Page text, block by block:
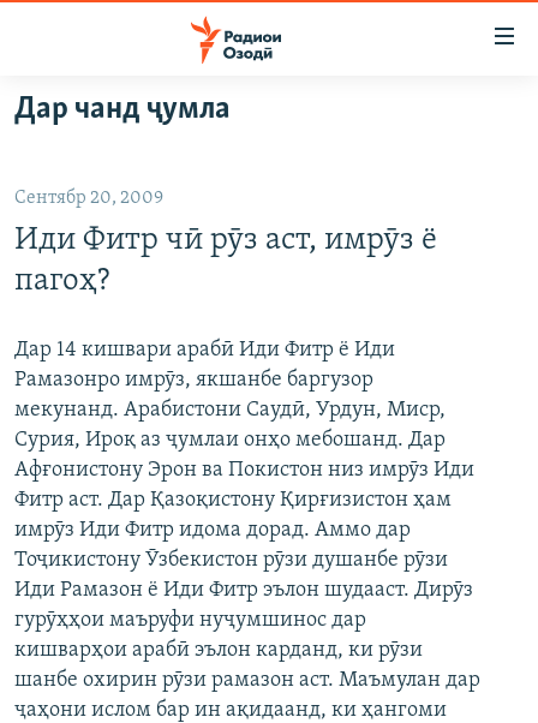
Ҷаҳиш
ба
аслӣ
ба
феҳристи
Ҷаҳиш
ба
ГӮШАҲО
ҶОМЕА
ОСИЁИ МАРКАЗӢ
ФАРҲАНГ
МЕҲМОНИ ОЗОДӢ
ВАРЗИШ
РӮЗГОРИ МУҲОҶИР
САЛОМ, ХОҲАР
ТАҲҚИҚОТ
ҶАНГ ДАР УКРАИНА
НАЗАРИ МАРДУМ
БЛОГИСТОН
ОЗОДӢ ОНЛАЙН
ЧАНДРАСОНАӢ
ВИДЕО
НИГОРИСТОН
ГУЗОРИШҲОИ РАДИОӢ
РӮЙХАТҲО
КИТОБҲОИ ОЗОДӢ
Русский
ПАЙГИРӢ КУНЕД
Дар чанд ҷумла
Сентябр 20, 2009
Иди Фитр чӣ рӯз аст, имрӯз ё
пагоҳ?
Дар 14 кишвари арабӣ Иди Фитр ё Иди
Рамазонро имрӯз, якшанбе баргузор
мекунанд. Арабистони Саудӣ, Урдун, Миср,
Сурия, Ироқ аз ҷумлаи онҳо мебошанд. Дар
Афғонистону Эрон ва Покистон низ имрӯз Иди
Фитр аст. Дар Қазоқистону Қирғизистон ҳам
имрӯз Иди Фитр идома дорад. Аммо дар
Тоҷикистону Ӯзбекистон рӯзи душанбе рӯзи
Иди Рамазон ё Иди Фитр эълон шудааст. Дирӯз
гурӯҳҳои маъруфи нуҷумшинос дар
кишварҳои арабӣ эълон карданд, ки рӯзи
шанбе охирин рӯзи рамазон аст. Маъмулан дар
ҷаҳони ислом бар ин ақидаанд, ки ҳангоми